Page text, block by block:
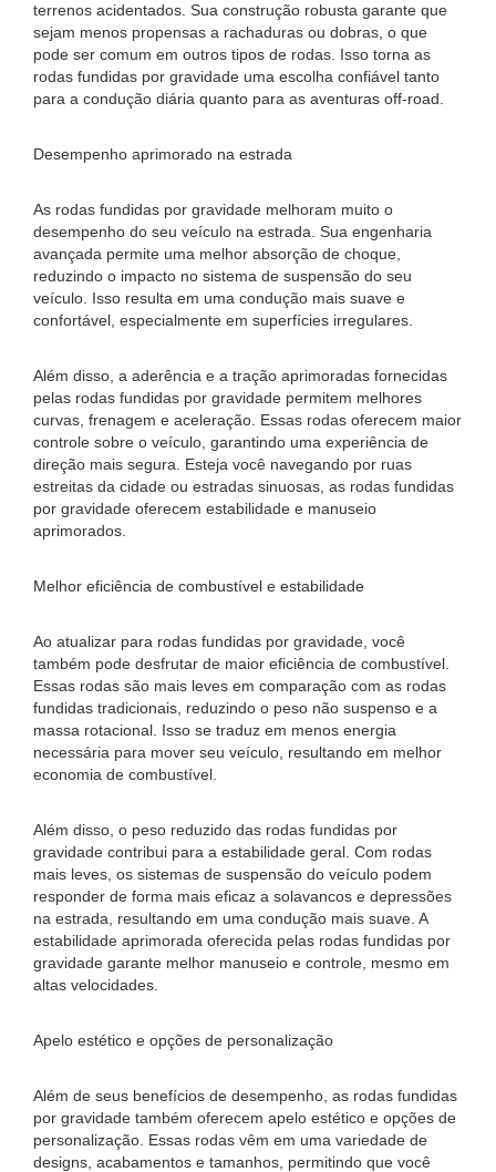
terrenos acidentados. Sua construção robusta garante que
sejam menos propensas a rachaduras ou dobras, o que
pode ser comum em outros tipos de rodas. Isso torna as
rodas fundidas por gravidade uma escolha confiável tanto
para a condução diária quanto para as aventuras off-road.
Desempenho aprimorado na estrada
As rodas fundidas por gravidade melhoram muito o
desempenho do seu veículo na estrada. Sua engenharia
avançada permite uma melhor absorção de choque,
reduzindo o impacto no sistema de suspensão do seu
veículo. Isso resulta em uma condução mais suave e
confortável, especialmente em superfícies irregulares.
Além disso, a aderência e a tração aprimoradas fornecidas
pelas rodas fundidas por gravidade permitem melhores
curvas, frenagem e aceleração. Essas rodas oferecem maior
controle sobre o veículo, garantindo uma experiência de
direção mais segura. Esteja você navegando por ruas
estreitas da cidade ou estradas sinuosas, as rodas fundidas
por gravidade oferecem estabilidade e manuseio
aprimorados.
Melhor eficiência de combustível e estabilidade
Ao atualizar para rodas fundidas por gravidade, você
também pode desfrutar de maior eficiência de combustível.
Essas rodas são mais leves em comparação com as rodas
fundidas tradicionais, reduzindo o peso não suspenso e a
massa rotacional. Isso se traduz em menos energia
necessária para mover seu veículo, resultando em melhor
economia de combustível.
Além disso, o peso reduzido das rodas fundidas por
gravidade contribui para a estabilidade geral. Com rodas
mais leves, os sistemas de suspensão do veículo podem
responder de forma mais eficaz a solavancos e depressões
na estrada, resultando em uma condução mais suave. A
estabilidade aprimorada oferecida pelas rodas fundidas por
gravidade garante melhor manuseio e controle, mesmo em
altas velocidades.
Apelo estético e opções de personalização
Além de seus benefícios de desempenho, as rodas fundidas
por gravidade também oferecem apelo estético e opções de
personalização. Essas rodas vêm em uma variedade de
designs, acabamentos e tamanhos, permitindo que você